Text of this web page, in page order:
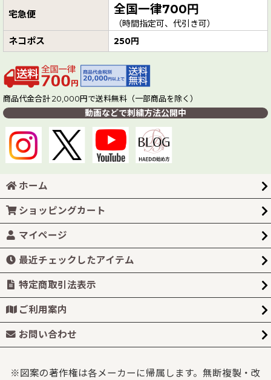
宅急便 全国一律700円
（時間指定可、代引き可）
ネコポス 250円
商品代金合計 20,000円で送料無料（一部商品を除く）
動画などで刺繍方法公開中
ホーム
ショッピングカート
マイページ
最近チェックしたアイテム
特定商取引法表示
ご利用案内
お問い合わせ
※図案の著作権は各メーカーに帰属します。無断複製・改